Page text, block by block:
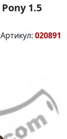
1.5
Артикул: 020891